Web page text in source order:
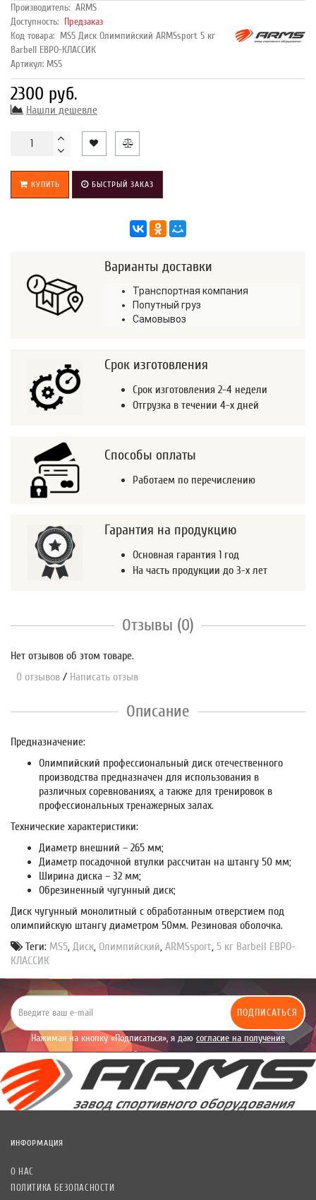
Производитель: ARMS
Доступность: Предзаказ
Код товара: MS5 Диск Олимпийский ARMSsport 5 кг
Barbell ЕВРО-КЛАССИК
Артикул: MS5
2300 руб.
Нашли дешевле
КУПИТЬ БЫСТРЫЙ ЗАКАЗ
Варианты доставки
Транспортная компания
Попутный груз
Самовывоз
Срок изготовления
Срок изготовления 2-4 недели
Отгрузка в течении 4-х дней
Способы оплаты
Работаем по перечислению
Гарантия на продукцию
Основная гарантия 1 год
На часть продукции до 3-х лет
Отзывы (0)
Нет отзывов об этом товаре.
0 отзывов / Написать отзыв
Описание
Предназначение:
Олимпийский профессиональный диск отечественного
производства предназначен для использования в
различных соревнованиях, а также для тренировок в
профессиональных тренажерных залах.
Технические характеристики:
Диаметр внешний – 265 мм;
Диаметр посадочной втулки рассчитан на штангу 50 мм;
Ширина диска – 32 мм;
Обрезиненный чугунный диск;
Диск чугунный монолитный с обработанным отверстием под
олимпийскую штангу диаметром 50мм. Резиновая оболочка.
Теги: MS5, Диск, Олимпийский, ARMSsport, 5 кг Barbell ЕВРО-
КЛАССИК
ПОДПИСАТЬСЯ
Нажимая на кнопку «Подписаться», я даю согласие на получение
уведомлений рекламного характера.
ИНФОРМАЦИЯ
О НАС
ПОЛИТИКА БЕЗОПАСНОСТИ